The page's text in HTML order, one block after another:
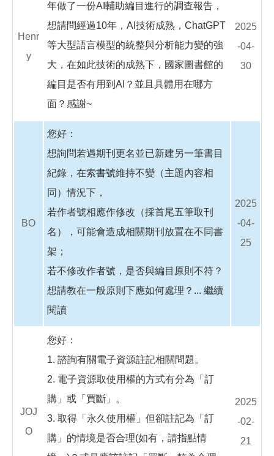
Henr
y
年做了一份AI輔助編目進行的調查報告，
想請問經過10年，AI技術成熟，ChatGPT
等大型語言模型的統整與分析能力變的強
大，在如此技術的成熟下，國家圖書館的
編目是否有用到AI？並且具體用在哪方
面？感謝~
2025
-04-
30
BO
您好：
想詢問若遇期刊更名並已新建另一筆書目
紀錄，在索書號維持不變（主題內容相
同）情況下，
若作者號相應作修改（採首尾五筆取刊
名），可能會造成相關期刊放置在不同書
架；
若不修改作者號，是否與編目原則不符？
想請教在一般原則下應如何處理？... 繼續
閱讀
2025
-04-
25
JOJ
O
您好：
1. 諮詢有關電子資源註記相關問題。
2. 電子資源取使用權的方式有分為「訂
購」或「買斷」。
3. 取得「永久使用權」但卻註記為「訂
購」的情境是否合理(如有，請指點情
2025
-02-
21